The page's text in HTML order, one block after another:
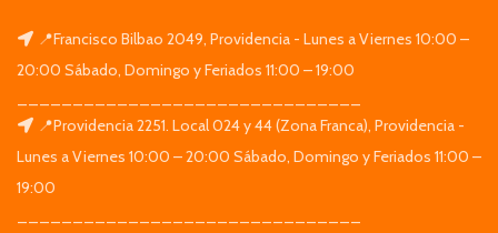
📍Francisco Bilbao 2049, Providencia - Lunes a Viernes 10:00 –
20:00 Sábado, Domingo y Feriados 11:00 – 19:00
📍Providencia 2251. Local 024 y 44 (Zona Franca), Providencia -
Lunes a Viernes 10:00 – 20:00 Sábado, Domingo y Feriados 11:00 –
19:00